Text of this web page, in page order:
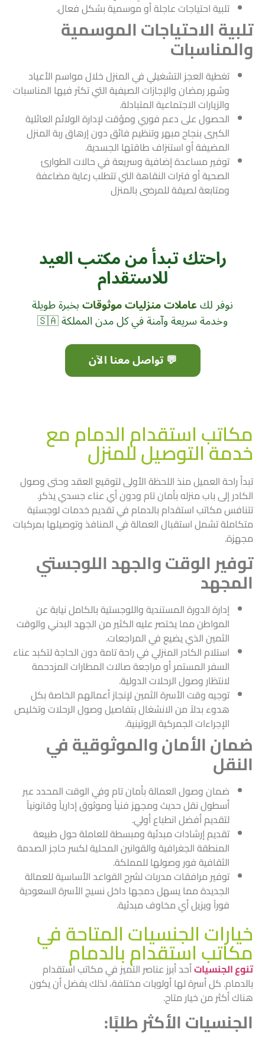
تلبية احتياجات عاجلة أو موسمية بشكل فعال.
تلبية الاحتياجات الموسمية
والمناسبات
تغطية العجز التشغيلي في المنزل خلال مواسم الأعياد
وشهر رمضان والإجازات الصيفية التي تكثر فيها المناسبات
والزيارات الاجتماعية المتبادلة.
الحصول على دعم فوري ومؤقت لإدارة الولائم العائلية
الكبرى بنجاح مبهر وتنظيم فائق دون إرهاق ربة المنزل
المضيفة أو استنزاف طاقتها الجسدية.
توفير مساعدة إضافية وسريعة في حالات الطوارئ
الصحية أو فترات النقاهة التي تتطلب رعاية مضاعفة
ومتابعة لصيقة للمرضى بالمنزل
راحتك تبدأ من مكتب العيد
للاستقدام
نوفر لكعاملات منزليات موثوقاتبخبرة طويلة
وخدمة سريعة وآمنة في كل مدن المملكة 🇸🇦
💬 تواصل معنا الآن
مكاتب استقدام الدمام مع
خدمة التوصيل للمنزل
تبدأ راحة العميل منذ اللحظة الأولى لتوقيع العقد وحتى وصول
الكادر إلى باب منزله بأمان تام ودون أي عناء جسدي يذكر.
تتنافس مكاتب استقدام بالدمام في تقديم خدمات لوجستية
متكاملة تشمل استقبال العمالة في المنافذ وتوصيلها بمركبات
مجهزة.
توفير الوقت والجهد اللوجستي
المجهد
إدارة الدورة المستندية واللوجستية بالكامل نيابة عن
المواطن مما يختصر عليه الكثير من الجهد البدني والوقت
الثمين الذي يضيع في المراجعات.
استلام الكادر المنزلي في راحة تامة دون الحاجة لتكبد عناء
السفر المستمر أو مراجعة صالات المطارات المزدحمة
لانتظار وصول الرحلات الدولية.
توجيه وقت الأسرة الثمين لإنجاز أعمالهم الخاصة بكل
هدوء بدلاً من الانشغال بتفاصيل وصول الرحلات وتخليص
الإجراءات الجمركية الروتينية.
ضمان الأمان والموثوقية في
النقل
ضمان وصول العمالة بأمان تام وفي الوقت المحدد عبر
أسطول نقل حديث ومجهز فنياً وموثوق إدارياً وقانونياً
لتقديم أفضل انطباع أولي.
تقديم إرشادات مبدئية ومبسطة للعاملة حول طبيعة
المنطقة الجغرافية والقوانين المحلية لكسر حاجز الصدمة
الثقافية فور وصولها للمملكة.
توفير مرافقات مدربات لشرح القواعد الأساسية للعمالة
الجديدة مما يسهل دمجها داخل نسيج الأسرة السعودية
فوراً ويزيل أي مخاوف مبدئية.
خيارات الجنسيات المتاحة في
مكاتب استقدام بالدمام
تنوع الجنسياتأحد أبرز عناصر التميز في مكاتب استقدام
بالدمام. كل أسرة لها أولويات مختلفة، لذلك يفضل أن يكون
هناك أكثر من خيار متاح.
الجنسيات الأكثر طلبًا: